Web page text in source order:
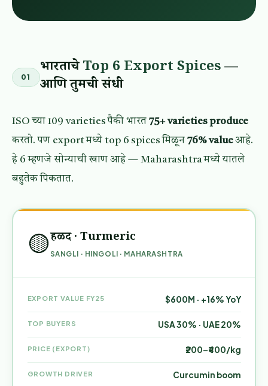
01 भारताचेTop 6 Export Spices—
आणि तुमची संधी
ISO च्या 109 varieties पैकी भारत 75+ varieties produce
करतो. पण export मध्ये top 6 spices मिळून 76% valueआहे.
हे 6 म्हणजे सोन्याची खाण आहे — Maharashtra मध्ये यातले
बहुतेक पिकतात.
🟡हळद · Turmeric
SANGLI · HINGOLI · MAHARASHTRA
EXPORT VALUE FY25 $600M · +16% YoY
TOP BUYERS USA 30% · UAE 20%
PRICE (EXPORT) ₹200–₹400/kg
GROWTH DRIVER Curcumin boom